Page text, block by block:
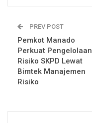
PREV POST
Pemkot Manado
Perkuat Pengelolaan
Risiko SKPD Lewat
Bimtek Manajemen
Risiko